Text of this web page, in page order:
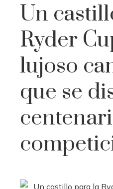
Un
Ryder
lujoso
que se